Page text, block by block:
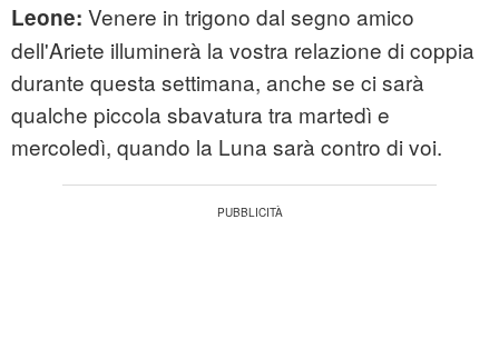
Leone: Venere in trigono dal segno amico
dell'Ariete illuminerà la vostra relazione di coppia
durante questa settimana, anche se ci sarà
qualche piccola sbavatura tra martedì e
mercoledì, quando la Luna sarà contro di voi.